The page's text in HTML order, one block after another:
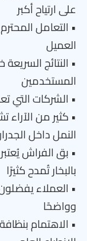
على ارتياح أكبر
• التعامل
العميل
المستخدمين
• الشركات التي
• كثير من
النمل داخل
• بق الفراش
بالبخار تُمدح كثيرًا
• العملاء
وواضحًا
• الاهتمام